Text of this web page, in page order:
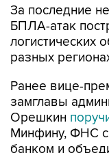
За последние
БПЛА-атак
логистических
разных
Ранее вице-
замглавы
Орешкин
Минфину, ФНС
банком и